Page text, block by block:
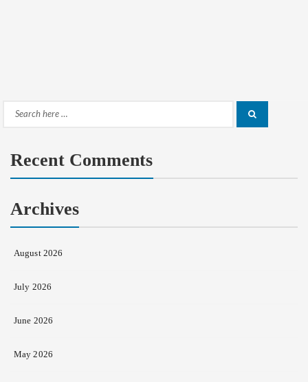
Search
Recent Comments
Archives
August 2026
July 2026
June 2026
May 2026